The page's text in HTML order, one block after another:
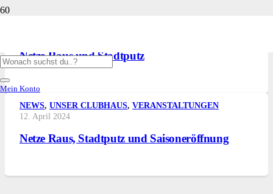
Mein Konto
Netze Raus und Stadtputz
NEWS, UNSER CLUBHAUS, VERANSTALTUNGEN
12. April 2024
Netze Raus, Stadtputz und Saisoneröffnung